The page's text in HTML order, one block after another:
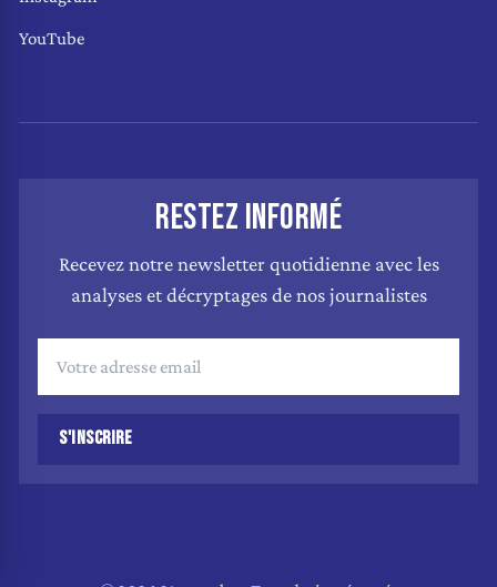
YouTube
RESTEZ INFORMÉ
Recevez notre newsletter quotidienne avec les
analyses et décryptages de nos journalistes
S'INSCRIRE